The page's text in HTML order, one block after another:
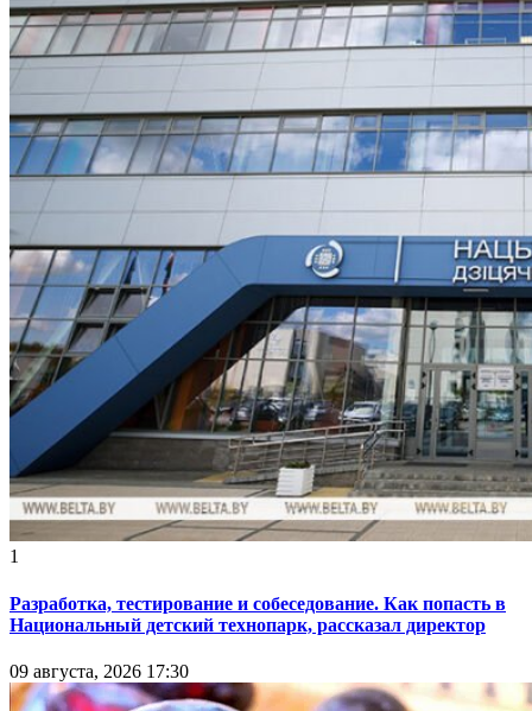
1
Разработка, тестирование и собеседование. Как попасть в
Национальный детский технопарк, рассказал директор
09 августа, 2026 17:30